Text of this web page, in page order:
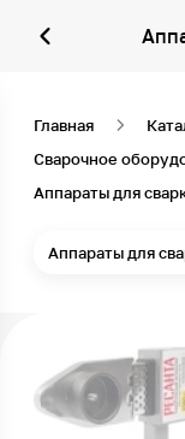
Главная
Сварочное
Аппараты для
Аппараты для